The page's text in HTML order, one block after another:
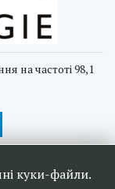
на частоті 98,1
куки-файли.